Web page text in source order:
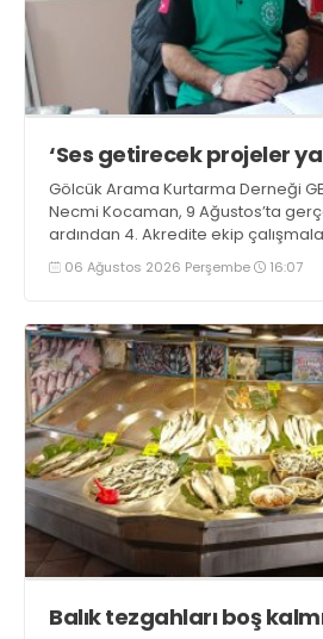
‘Ses getirecek projeler
Gölcük Arama Kurtarma Derneği
Necmi Kocaman, 9 Ağustos’ta
ardından 4. Akredite ekip
tamamlayacaklarını ifade ederek
bulundu. Kocaman, “Gölcük’te ve
06 Ağustos 2026 Perşembe 16:07
Balık tezgahları boş